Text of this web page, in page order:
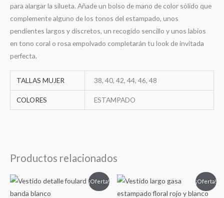
para alargar la silueta. Añade un bolso de mano de color sólido que
complemente alguno de los tonos del estampado, unos
pendientes largos y discretos, un recogido sencillo y unos labios
en tono coral o rosa empolvado completarán tu look de invitada
perfecta.
TALLAS MUJER 38, 40, 42, 44, 46, 48
COLORES ESTAMPADO
Productos relacionados
¡Oferta!
El
precio
original
precio
¡Oferta!
El
precio
original
precio
actual